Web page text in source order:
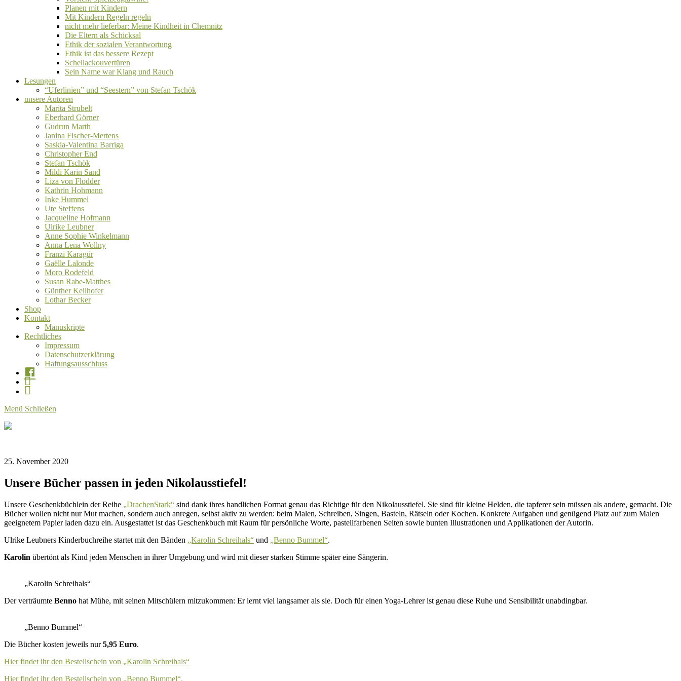
Planen mit Kindern
Mit Kindern Regeln regeln
nicht mehr lieferbar: Meine Kindheit in Chemnitz
Die Eltern als Schicksal
Ethik der sozialen Verantwortung
Ethik ist das bessere Rezept
Schellackouvertüren
Sein Name war Klang und Rauch
Lesungen
“Uferlinien” und “Seestern” von Stefan Tschök
unsere Autoren
Marita Strubelt
Eberhard Görner
Gudrun Marth
Janina Fischer-Mertens
Saskia-Valentina Barriga
Christopher End
Stefan Tschök
Mildi Karin Sand
Liza von Flodder
Kathrin Hohmann
Inke Hummel
Ute Steffens
Jacqueline Hofmann
Ulrike Leubner
Anne Sophie Winkelmann
Anna Lena Wollny
Franzi Karagür
Gaëlle Lalonde
Moro Rodefeld
Susan Rabe-Matthes
Günther Keilhofer
Lothar Becker
Shop
Kontakt
Manuskripte
Rechtliches
Impressum
Datenschutzerklärung
Haftungsausschluss
.
Menü Schließen
Claus
25. November 2020
Unsere Bücher passen in jeden Nikolausstiefel!
Unsere Geschenkbüchlein der Reihe „DrachenStark“ sind dank ihres handlichen Format genau das Richtige für den Nikolausstiefel. Sie sind für kleine Helden, die tapferer sein müssen als andere, gemacht. Die
Bücher wollen nicht nur Mut machen, sondern auch anregen, selbst aktiv zu werden: beim Malen, Schreiben, Singen, Basteln, Rätseln oder Kochen. Konkrete Aufgaben und genügend Platz auf zum Malen
geeignetem Papier laden dazu ein. Ausgestattet ist das Geschenkbuch mit Raum für persönliche Worte, pastellfarbenen Seiten sowie bunten Illustrationen und Applikationen der Autorin.
Ulrike Leubners Kinderbuchreihe startet mit den Bänden „Karolin Schreihals“ und „Benno Bummel“.
Karolin übertönt als Kind jeden Menschen in ihrer Umgebung und wird mit dieser starken Stimme später eine Sängerin.
„Karolin Schreihals“
Der verträumte Benno hat Mühe, mit seinen Mitschülern mitzukommen: Er lernt viel langsamer als sie. Doch für einen Yoga-Lehrer ist genau diese Ruhe und Sensibilität unabdingbar.
„Benno Bummel“
Die Bücher kosten jeweils nur5,95 Euro.
Hier findet ihr den Bestellschein von „Karolin Schreihals“
Hier findet ihr den Bestellschein von „Benno Bummel“.